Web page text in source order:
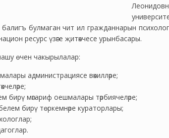
булмаган чит ил гражданнарын
ресурс үзәге җитәкчесе урынбасары.
өчен чакырылалар:
администрациясе вәкилләре;
бирү мәгариф оешмалары тәрбиячеләре;
бирү төркемнәре кураторлары;